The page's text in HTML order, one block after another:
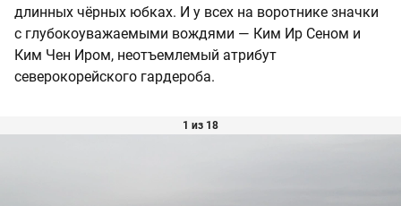
длинных чёрных юбках. И у всех на воротнике значки
с глубокоуважаемыми вождями — Ким Ир Сеном и
Ким Чен Иром, неотъемлемый атрибут
северокорейского гардероба.
1 из 18